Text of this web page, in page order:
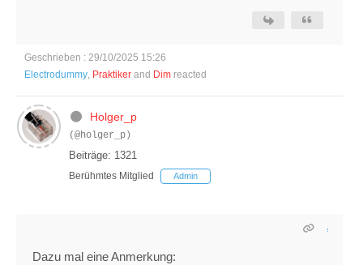
Geschrieben : 29/10/2025 15:26
Electrodummy, Praktiker and Dim reacted
Holger_p
(@holger_p)
Beiträge: 1321
Berühmtes Mitglied Admin
Dazu mal eine Anmerkung: